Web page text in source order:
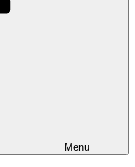
Menu